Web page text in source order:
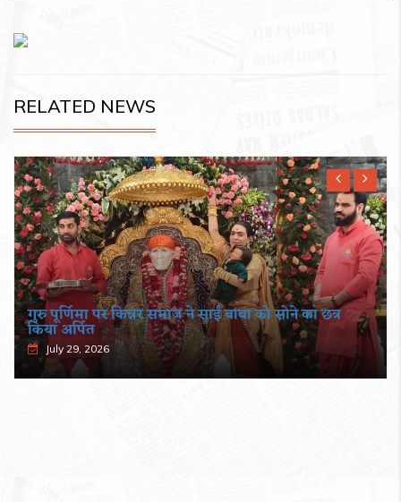
RELATED NEWS
गुरु पूर्णिमा पर किन्नर समाज ने साईं बाबा को सोने का छत्र
किया अर्पित
July 29, 2026